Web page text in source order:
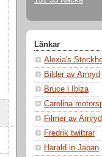
Länkar
Alexia's
Bilder av Arnryd
Bruce i Ibiza
Carolina
Filmer av Arnryd
Fredrik twittrar
Harald in Japan